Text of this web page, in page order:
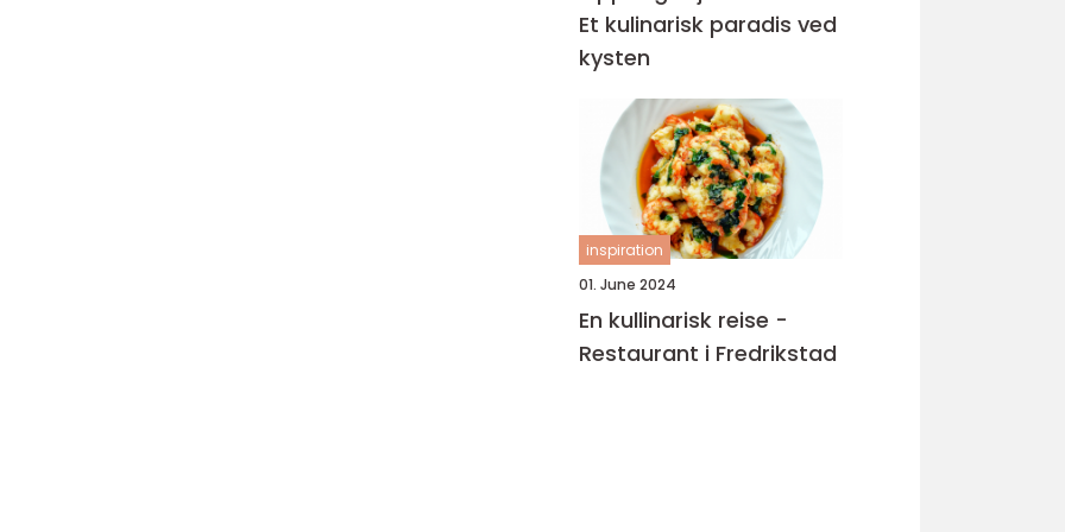
Et kulinarisk paradis ved
kysten
inspiration
01. June 2024
En kullinarisk reise -
Restaurant i Fredrikstad